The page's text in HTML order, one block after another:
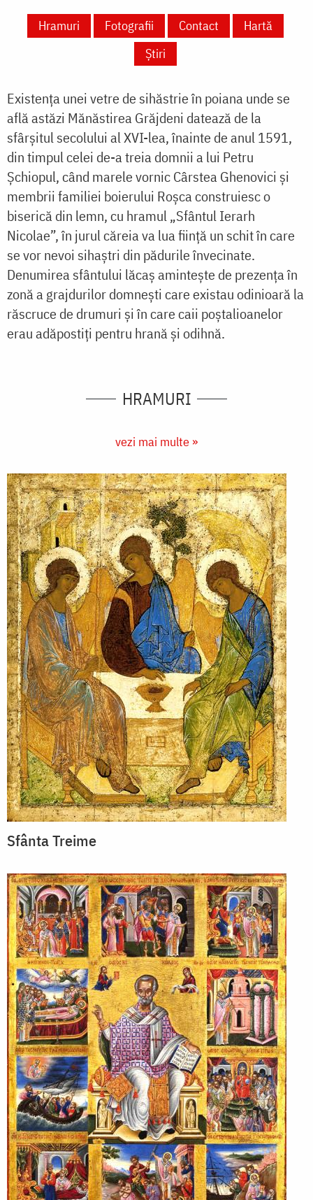
Hramuri Fotografii Contact
Hartă
Știri
Existența unei vetre de sihăstrie în poiana unde se
află astăzi Mănăstirea Grăjdeni datează de la
sfârșitul secolului al XVI-lea, înainte de anul 1591,
din timpul celei de-a treia domnii a lui Petru
Șchiopul, când marele vornic Cârstea Ghenovici și
membrii familiei boierului Roșca construiesc o
biserică din lemn, cu hramul „Sfântul Ierarh
Nicolae”, în jurul căreia va lua ființă un schit în care
se vor nevoi sihaștri din pădurile învecinate.
Denumirea sfântului lăcaș amintește de prezența în
zonă a grajdurilor domnești care existau odinioară la
răscruce de drumuri și în care caii poștalioanelor
erau adăpostiți pentru hrană și odihnă.
HRAMURI
vezi mai multe »
Sfânta Treime